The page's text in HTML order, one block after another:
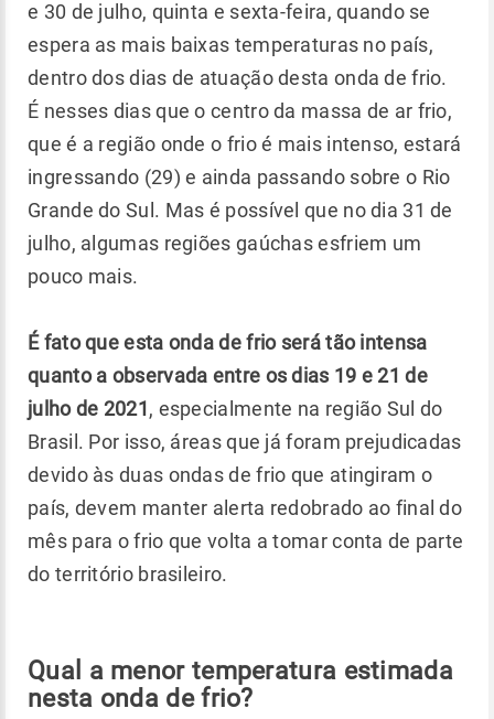
e 30 de julho, quinta e sexta-feira, quando se
espera as mais baixas temperaturas no país,
dentro dos dias de atuação desta onda de frio.
É nesses dias que o centro da massa de ar frio,
que é a região onde o frio é mais intenso, estará
ingressando (29) e ainda passando sobre o Rio
Grande do Sul. Mas é possível que no dia 31 de
julho, algumas regiões gaúchas esfriem um
pouco mais.
É fato que esta onda de frio será tão intensa
quanto a observada entre os dias 19 e 21 de
julho de 2021, especialmente na região Sul do
Brasil. Por isso, áreas que já foram prejudicadas
devido às duas ondas de frio que atingiram o
país, devem manter alerta redobrado ao final do
mês para o frio que volta a tomar conta de parte
do território brasileiro.
Qual a menor temperatura estimada
nesta onda de frio?